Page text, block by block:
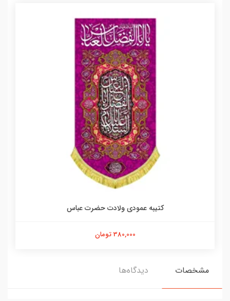
کتیبه عمودی ولادت حضرت عباس
380,000 تومان
مشخصات دیدگاه‌ها